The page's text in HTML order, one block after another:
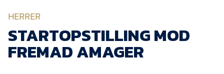
NYHEDER
HERRER
STARTOPSTILLING MOD
FREMAD AMAGER